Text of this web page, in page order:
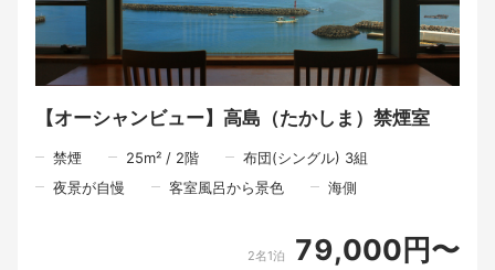
そのすべてが重なったとき、食事はただの時間ではなく、旅の大
切な思い出になるのだと私たちは考えています。
朝食は、朝の海を眺めながら、北浦の恵みを感じていただく時間
慌ただしい日常から少し離れ、ゆっくりと流れる朝のひととき。
ここで迎える朝が、旅の記憶の一つとなりますように。
※お食事は皆様同じ時間でのご案内となります。
【オーシャンビュー】高島（たかしま）禁煙室
禁煙 25m² / 2階
布団(シングル) 3組
夜景が自慢
客室風呂から景色 海側
2名1泊 79,000円〜